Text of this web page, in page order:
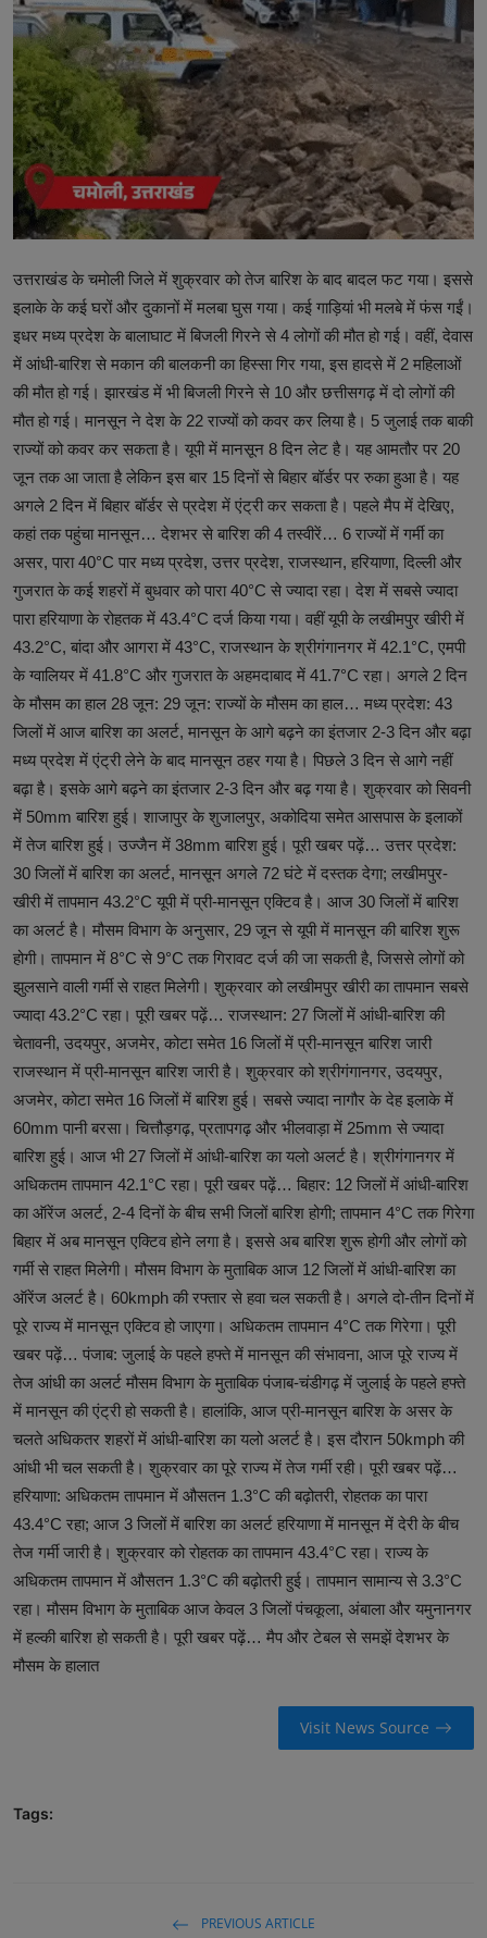
टेक्नोलॉजी
वर्ल्ड
राशिफल
करियर
Poll
Contact
Gallery
Terms of Service
Privacy Policy
Cookies Policy
उत्तराखंड के चमोली जिले में शुक्रवार को तेज बारिश के बाद बादल फट गया। इससे
इलाके के कई घरों और दुकानों में मलबा घुस गया। कई गाड़ियां भी मलबे में फंस गईं।
इधर मध्य प्रदेश के बालाघाट में बिजली गिरने से 4 लोगों की मौत हो गई। वहीं, देवास
में आंधी-बारिश से मकान की बालकनी का हिस्सा गिर गया, इस हादसे में 2 महिलाओं
की मौत हो गई। झारखंड में भी बिजली गिरने से 10 और छत्तीसगढ़ में दो लोगों की
मौत हो गई। मानसून ने देश के 22 राज्यों को कवर कर लिया है। 5 जुलाई तक बाकी
राज्यों को कवर कर सकता है। यूपी में मानसून 8 दिन लेट है। यह आमतौर पर 20
जून तक आ जाता है लेकिन इस बार 15 दिनों से बिहार बॉर्डर पर रुका हुआ है। यह
अगले 2 दिन में बिहार बॉर्डर से प्रदेश में एंट्री कर सकता है। पहले मैप में देखिए,
कहां तक पहुंचा मानसून… देशभर से बारिश की 4 तस्वीरें… 6 राज्यों में गर्मी का
असर, पारा 40°C पार मध्य प्रदेश, उत्तर प्रदेश, राजस्थान, हरियाणा, दिल्ली और
गुजरात के कई शहरों में बुधवार को पारा 40°C से ज्यादा रहा। देश में सबसे ज्यादा
पारा हरियाणा के रोहतक में 43.4°C दर्ज किया गया। वहीं यूपी के लखीमपुर खीरी में
43.2°C, बांदा और आगरा में 43°C, राजस्थान के श्रीगंगानगर में 42.1°C, एमपी
के ग्वालियर में 41.8°C और गुजरात के अहमदाबाद में 41.7°C रहा। अगले 2 दिन
के मौसम का हाल 28 जून: 29 जून: राज्यों के मौसम का हाल… मध्य प्रदेश: 43
जिलों में आज बारिश का अलर्ट, मानसून के आगे बढ़ने का इंतजार 2-3 दिन और बढ़ा
मध्य प्रदेश में एंट्री लेने के बाद मानसून ठहर गया है। पिछले 3 दिन से आगे नहीं
बढ़ा है। इसके आगे बढ़ने का इंतजार 2-3 दिन और बढ़ गया है। शुक्रवार को सिवनी
में 50mm बारिश हुई। शाजापुर के शुजालपुर, अकोदिया समेत आसपास के इलाकों
में तेज बारिश हुई। उज्जैन में 38mm बारिश हुई। पूरी खबर पढ़ें… उत्तर प्रदेश:
30 जिलों में बारिश का अलर्ट, मानसून अगले 72 घंटे में दस्तक देगा; लखीमपुर-
खीरी में तापमान 43.2°C यूपी में प्री-मानसून एक्टिव है। आज 30 जिलों में बारिश
का अलर्ट है। मौसम विभाग के अनुसार, 29 जून से यूपी में मानसून की बारिश शुरू
होगी। तापमान में 8°C से 9°C तक गिरावट दर्ज की जा सकती है, जिससे लोगों को
झुलसाने वाली गर्मी से राहत मिलेगी। शुक्रवार को लखीमपुर खीरी का तापमान सबसे
ज्यादा 43.2°C रहा। पूरी खबर पढ़ें… राजस्थान: 27 जिलों में आंधी-बारिश की
चेतावनी, उदयपुर, अजमेर, कोटा समेत 16 जिलों में प्री-मानसून बारिश जारी
राजस्थान में प्री-मानसून बारिश जारी है। शुक्रवार को श्रीगंगानगर, उदयपुर,
अजमेर, कोटा समेत 16 जिलों में बारिश हुई। सबसे ज्यादा नागौर के देह इलाके में
60mm पानी बरसा। चित्तौड़गढ़, प्रतापगढ़ और भीलवाड़ा में 25mm से ज्यादा
बारिश हुई। आज भी 27 जिलों में आंधी-बारिश का यलो अलर्ट है। श्रीगंगानगर में
अधिकतम तापमान 42.1°C रहा। पूरी खबर पढ़ें… बिहार: 12 जिलों में आंधी-बारिश
का ऑरेंज अलर्ट, 2-4 दिनों के बीच सभी जिलों बारिश होगी; तापमान 4°C तक गिरेगा
बिहार में अब मानसून एक्टिव होने लगा है। इससे अब बारिश शुरू होगी और लोगों को
गर्मी से राहत मिलेगी। मौसम विभाग के मुताबिक आज 12 जिलों में आंधी-बारिश का
ऑरेंज अलर्ट है। 60kmph की रफ्तार से हवा चल सकती है। अगले दो-तीन दिनों में
पूरे राज्य में मानसून एक्टिव हो जाएगा। अधिकतम तापमान 4°C तक गिरेगा। पूरी
खबर पढ़ें… पंजाब: जुलाई के पहले हफ्ते में मानसून की संभावना, आज पूरे राज्य में
तेज आंधी का अलर्ट मौसम विभाग के मुताबिक पंजाब-चंडीगढ़ में जुलाई के पहले हफ्ते
में मानसून की एंट्री हो सकती है। हालांकि, आज प्री-मानसून बारिश के असर के
चलते अधिकतर शहरों में आंधी-बारिश का यलो अलर्ट है। इस दौरान 50kmph की
आंधी भी चल सकती है। शुक्रवार का पूरे राज्य में तेज गर्मी रही। पूरी खबर पढ़ें…
हरियाणा: अधिकतम तापमान में औसतन 1.3°C की बढ़ोतरी, रोहतक का पारा
43.4°C रहा; आज 3 जिलों में बारिश का अलर्ट हरियाणा में मानसून में देरी के बीच
तेज गर्मी जारी है। शुक्रवार को रोहतक का तापमान 43.4°C रहा। राज्य के
अधिकतम तापमान में औसतन 1.3°C की बढ़ोतरी हुई। तापमान सामान्य से 3.3°C
रहा। मौसम विभाग के मुताबिक आज केवल 3 जिलों पंचकूला, अंबाला और यमुनानगर
में हल्की बारिश हो सकती है। पूरी खबर पढ़ें… मैप और टेबल से समझें देशभर के
मौसम के हालात
Visit News Source
Tags:
PREVIOUS ARTICLE